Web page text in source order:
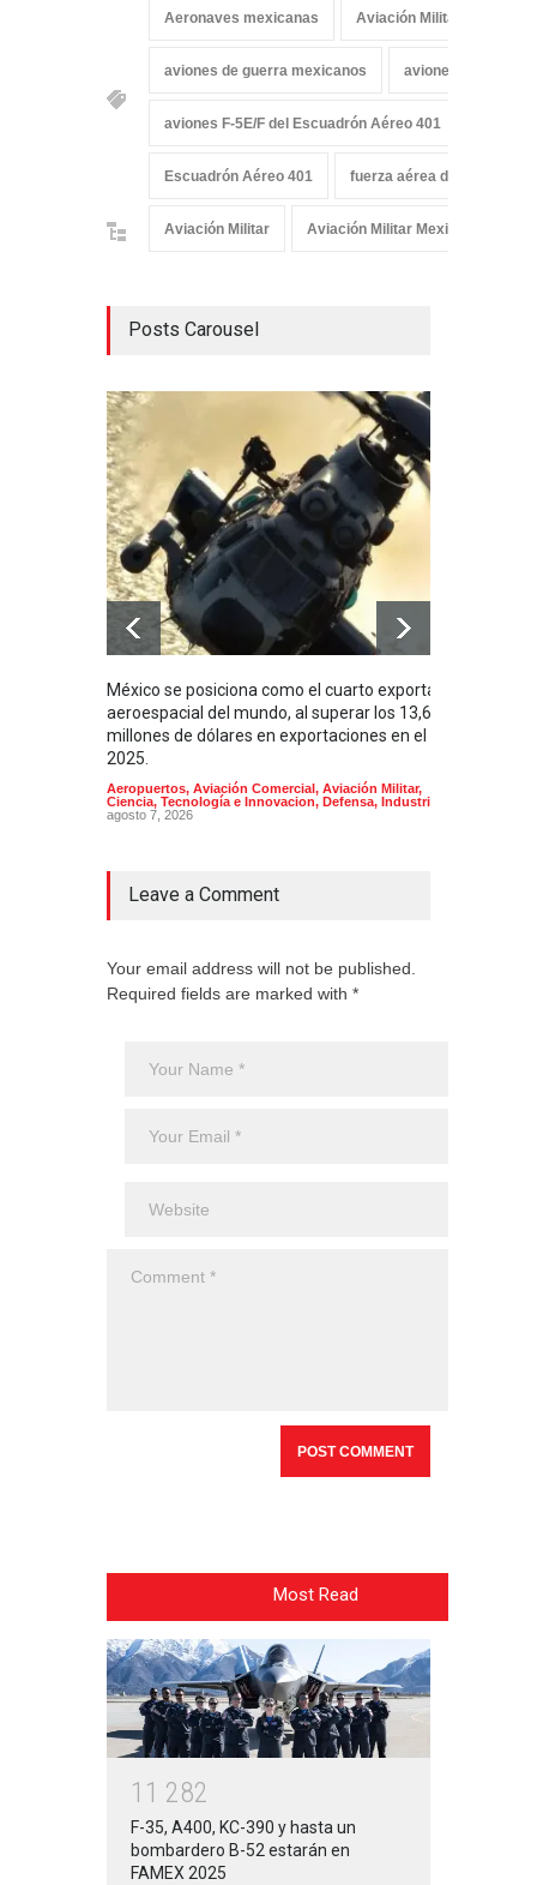
Aeronaves mexicanas Aviación Militar Mexicana
aviones de guerra mexicanos aviones de la
aviones F-5E/F del Escuadrón Aéreo 401
Escuadrón Aéreo 401 fuerza aérea de México
Aviación Militar Aviación Militar Mexicana
Posts Carousel
México se posiciona como el cuarto exportador
aeroespacial del mundo, al superar los 13,600
millones de dólares en exportaciones en el
2025.
Aeropuertos, Aviación Comercial, Aviación Militar,
Ciencia, Tecnología e Innovacion, Defensa, Industria
agosto 7, 2026
Leave a Comment
Your email address will not be published.
Required fields are marked with *
Most Read
1 1 282
F-35, A400, KC-390 y hasta un
bombardero B-52 estarán en
FAMEX 2025